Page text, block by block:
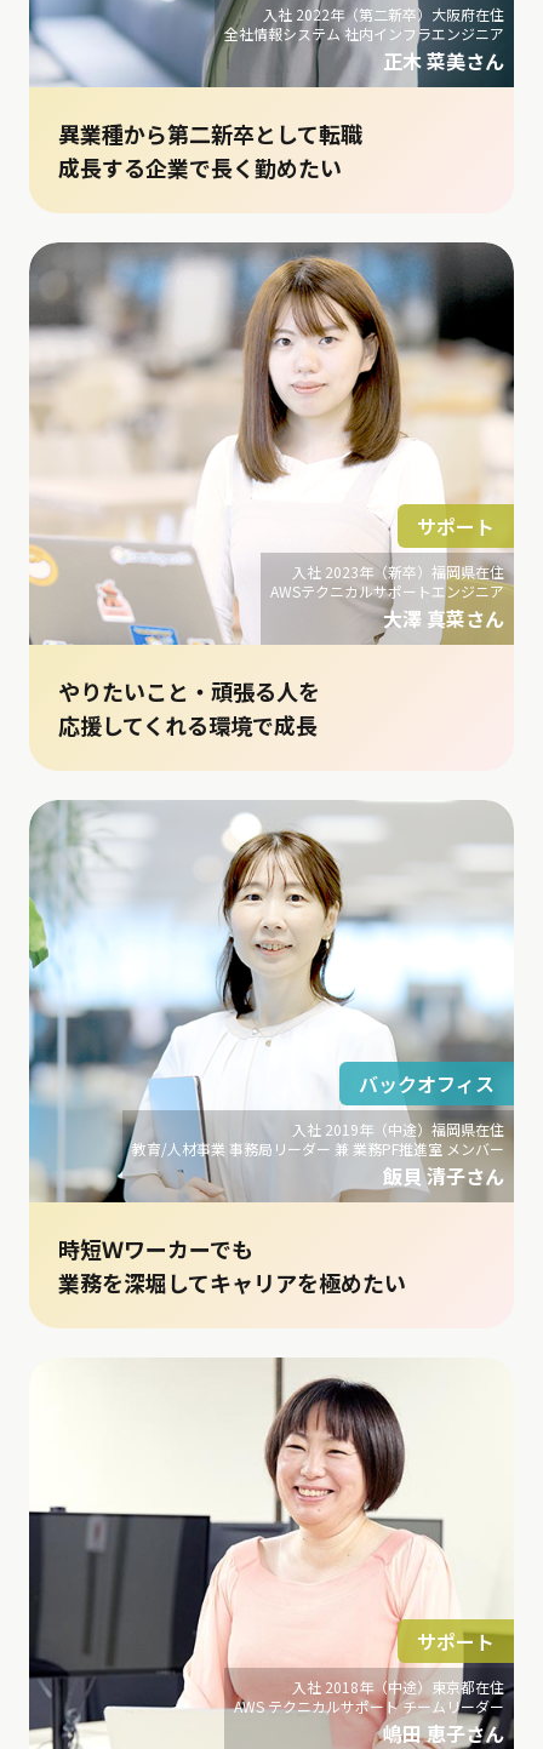
入社 2022年（第二新卒）大阪府在住
全社情報システム 社内インフラエンジニア
正木 菜美さん
異業種から第二新卒として転職
成長する企業で長く勤めたい
入社 2023年（新卒）福岡県在住
AWSテクニカルサポートエンジニア
大澤 真菜さん
サポート
やりたいこと・頑張る人を
応援してくれる環境で成長
入社 2019年（中途）福岡県在住
教育/人材事業 事務局リーダー 兼 業務PF推進室 メンバー
飯貝 清子さん
バックオフィス
時短Ｗワーカーでも
業務を深堀してキャリアを極めたい
入社 2018年（中途）東京都在住
AWS テクニカルサポート チームリーダー
嶋田 恵子さん
サポート